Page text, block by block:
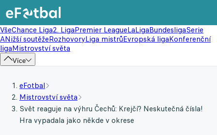
VšeChance Liga2. LigaPremier LeagueLaLigaBundesligaSerie
ANižší soutěžeRozhovoryLiga mistrůEvropská ligaKonferenční
ligaMistrovství světa
Více
eFotbal
Mistrovství světa
Svět reaguje na výhru Čechů: Krejčí? Neskutečná čísla!
Hra vypadala jako někde v okrese